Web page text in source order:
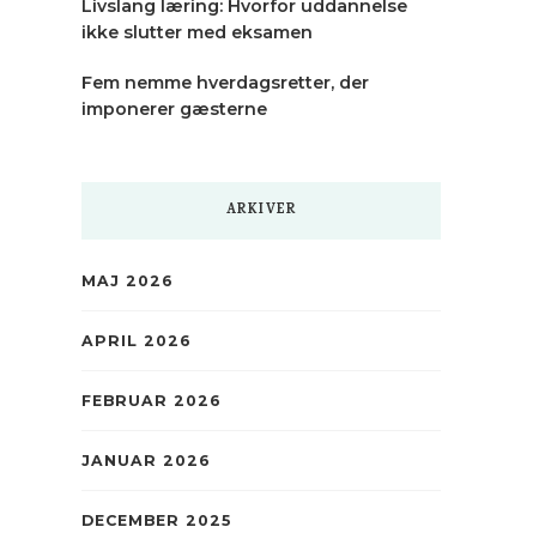
Livslang læring: Hvorfor uddannelse
ikke slutter med eksamen
Fem nemme hverdagsretter, der
imponerer gæsterne
ARKIVER
MAJ 2026
APRIL 2026
FEBRUAR 2026
JANUAR 2026
DECEMBER 2025